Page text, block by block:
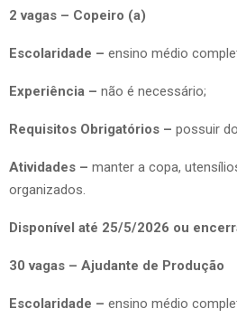
2 vagas – Copeiro (a)
Escolaridade – ensino médio
Experiência – não é necessário;
Requisitos Obrigatórios – possuir
Atividades – manter a copa,
organizados.
Disponível até 25/5/2026 ou
30 vagas – Ajudante de Produção
Escolaridade – ensino médio